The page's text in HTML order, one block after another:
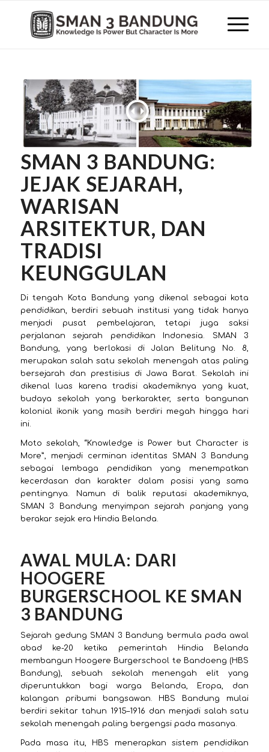
SMAN 3 BANDUNG:
JEJAK SEJARAH,
WARISAN
ARSITEKTUR, DAN
TRADISI
KEUNGGULAN
Di tengah Kota Bandung yang dikenal sebagai kota
pendidikan, berdiri sebuah institusi yang tidak hanya
menjadi pusat pembelajaran, tetapi juga saksi
perjalanan sejarah pendidikan Indonesia. SMAN 3
Bandung, yang berlokasi di Jalan Belitung No. 8,
merupakan salah satu sekolah menengah atas paling
bersejarah dan prestisius di Jawa Barat. Sekolah ini
dikenal luas karena tradisi akademiknya yang kuat,
budaya sekolah yang berkarakter, serta bangunan
kolonial ikonik yang masih berdiri megah hingga hari
ini.
Moto sekolah, “Knowledge is Power but Character is
More”, menjadi cerminan identitas SMAN 3 Bandung
sebagai lembaga pendidikan yang menempatkan
kecerdasan dan karakter dalam posisi yang sama
pentingnya. Namun di balik reputasi akademiknya,
SMAN 3 Bandung menyimpan sejarah panjang yang
berakar sejak era Hindia Belanda.
AWAL MULA: DARI
HOOGERE
BURGERSCHOOL KE SMAN
3 BANDUNG
Sejarah gedung SMAN 3 Bandung bermula pada awal
abad ke-20 ketika pemerintah Hindia Belanda
membangun Hoogere Burgerschool te Bandoeng (HBS
Bandung), sebuah sekolah menengah elit yang
diperuntukkan bagi warga Belanda, Eropa, dan
kalangan pribumi bangsawan. HBS Bandung mulai
berdiri sekitar tahun 1915–1916 dan menjadi salah satu
sekolah menengah paling bergengsi pada masanya.
Pada masa itu, HBS menerapkan sistem pendidikan